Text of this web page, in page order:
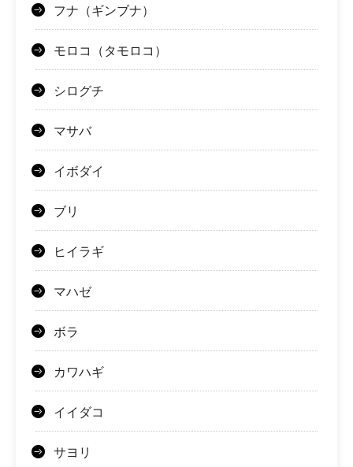
フナ（ギンブナ）
モロコ（タモロコ）
シログチ
マサバ
イボダイ
ブリ
ヒイラギ
マハゼ
ボラ
カワハギ
イイダコ
サヨリ